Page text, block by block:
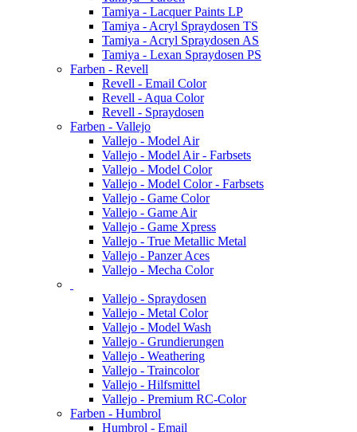
Tamiya - Lacquer Paints LP
Tamiya - Acryl Spraydosen TS
Tamiya - Acryl Spraydosen AS
Tamiya - Lexan Spraydosen PS
Farben - Revell
Revell - Email Color
Revell - Aqua Color
Revell - Spraydosen
Farben - Vallejo
Vallejo - Model Air
Vallejo - Model Air - Farbsets
Vallejo - Model Color
Vallejo - Model Color - Farbsets
Vallejo - Game Color
Vallejo - Game Air
Vallejo - Game Xpress
Vallejo - True Metallic Metal
Vallejo - Panzer Aces
Vallejo - Mecha Color
Vallejo - Spraydosen
Vallejo - Metal Color
Vallejo - Model Wash
Vallejo - Grundierungen
Vallejo - Weathering
Vallejo - Traincolor
Vallejo - Hilfsmittel
Vallejo - Premium RC-Color
Farben - Humbrol
Humbrol - Email